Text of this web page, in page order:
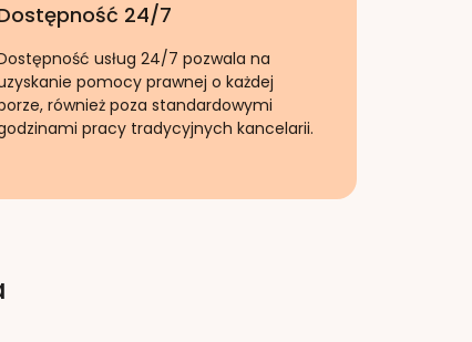
24/7
usług 24/7 pozwala na
pomocy prawnej o każdej
również poza standardowymi
pracy tradycyjnych kancelarii.